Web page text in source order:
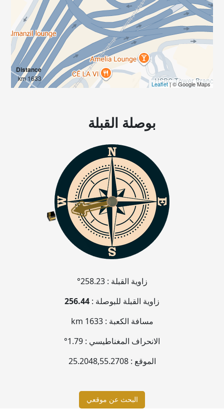
Distance
1633 km
Leaflet| © Google Maps
بوصلة القبلة
زاوية القبلة :258.23°
زاوية القبلة للبوصلة : 256.44
مسافة الكعبة :1633 km
الانحراف المغناطيسي : 1.79°
الموقع :
25.2048,55.2708
البحث عن موقعي